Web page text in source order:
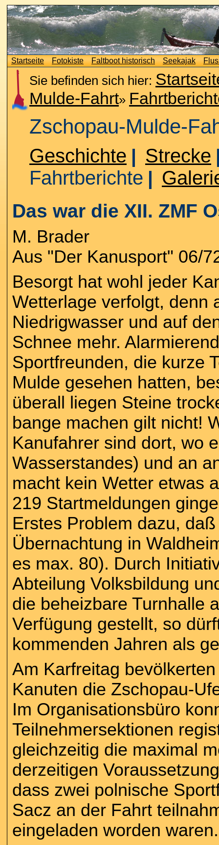
Startseite Fotokiste Faltboot historisch Seekajak
Sie befinden sich hier:
Mulde-Fahrt»
Zschopau-Mulde-
Geschichte | Strecke
Fahrtberichte |
Das war die XII. ZMF
M. Brader
Aus "Der Kanusport" 06/
Besorgt hat wohl jeder
Wetterlage verfolgt, denn
Niedrigwasser und auf
Schnee mehr.
Sportfreunden, die kurze
Mulde gesehen hatten,
überall liegen Steine
bange machen gilt nicht!
Kanufahrer sind dort, wo
Wasserstandes) und an
macht kein Wetter etwas
219 Startmeldungen
Erstes Problem dazu,
Übernachtung in
es max. 80). Durch
Abteilung Volksbildung
die beheizbare Turnhalle
Verfügung gestellt, so
kommenden Jahren als
Am Karfreitag
Kanuten die Zschopau-
Im Organisationsbüro
Teilnehmersektionen
gleichzeitig die maximal
derzeitigen
dass zwei polnische
Sacz an der Fahrt
eingeladen worden waren.